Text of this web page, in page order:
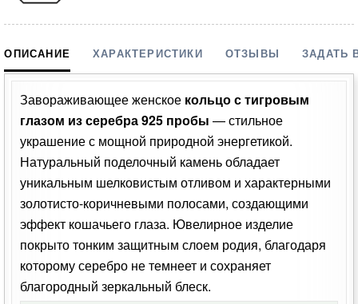
ОПИСАНИЕ ХАРАКТЕРИСТИКИ ОТЗЫВЫ ЗАДАТЬ
Завораживающее женское кольцо с тигровым
глазом из серебра 925 пробы — стильное
украшение с мощной природной энергетикой.
Натуральный поделочный камень обладает
уникальным шелковистым отливом и характерными
золотисто-коричневыми полосами, создающими
эффект кошачьего глаза. Ювелирное изделие
покрыто тонким защитным слоем родия, благодаря
которому серебро не темнеет и сохраняет
благородный зеркальный блеск.